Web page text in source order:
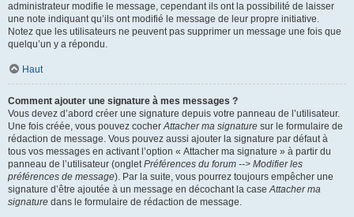
administrateur modifie le message, cependant ils ont la possibilité de laisser
une note indiquant qu’ils ont modifié le message de leur propre initiative.
Notez que les utilisateurs ne peuvent pas supprimer un message une fois que
quelqu’un y a répondu.
Haut
Comment ajouter une signature à mes messages ?
Vous devez d’abord créer une signature depuis votre panneau de l’utilisateur.
Une fois créée, vous pouvez cocherAttacher ma signature sur le formulaire de
rédaction de message. Vous pouvez aussi ajouter la signature par défaut à
tous vos messages en activant l’option « Attacher ma signature » à partir du
panneau de l’utilisateur (ongletPréférences du forum --> Modifier les
préférences de message). Par la suite, vous pourrez toujours empêcher une
signature d’être ajoutée à un message en décochant la caseAttacher ma
signature dans le formulaire de rédaction de message.